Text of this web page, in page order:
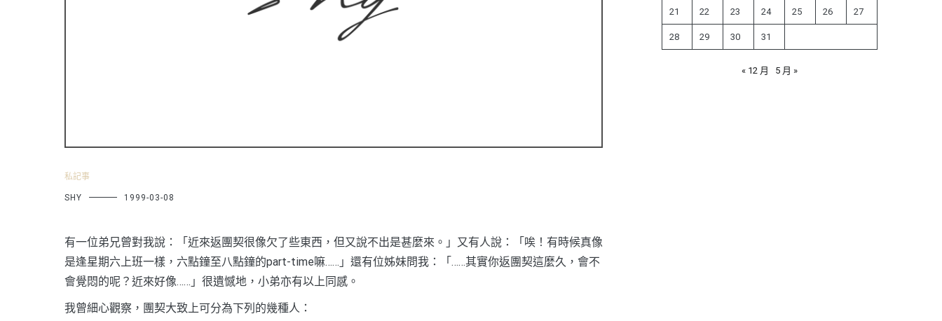
私記事
SHY 1999-03-08
有一位弟兄曾對我說：「近來返團契很像欠了些東西，但又說不出是甚麼來。」又有人說：「唉！有時候真像
是逢星期六上班一樣，六點鐘至八點鐘的part-time嘛……」還有位姊妹問我：「……其實你返團契這麼久，會不
會覺悶的呢？近來好像……」很遺憾地，小弟亦有以上同感。
我曾細心觀察，團契大致上可分為下列的幾種人：
21 22 23 24 25 26 27
28 29 30 31
« 12 月 5 月 »